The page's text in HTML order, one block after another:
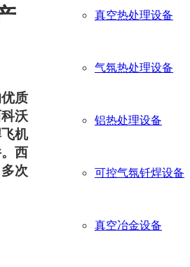
真空热处理设备
气氛热处理设备
铝热处理设备
可控气氛钎焊设备
真空冶金设备
质
沃
机
西
次